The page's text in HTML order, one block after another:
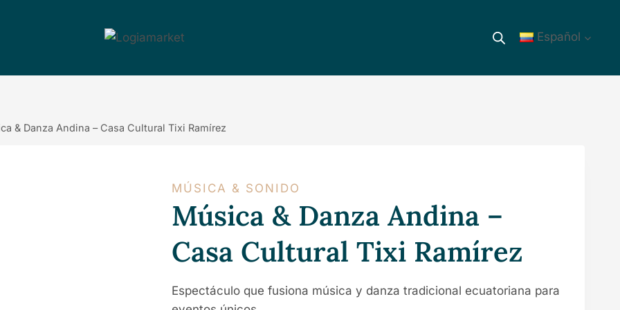
Español
& Danza Andina – Casa Cultural Tixi Ramírez
MÚSICA & SONIDO
Música & Danza Andina –
Casa Cultural Tixi Ramírez
Espectáculo que fusiona música y danza tradicional ecuatoriana para